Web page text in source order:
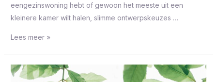
eengezinswoning hebt of gewoon het meeste uit een
kleinere kamer wilt halen, slimme ontwerpskeuzes …
Lees meer »